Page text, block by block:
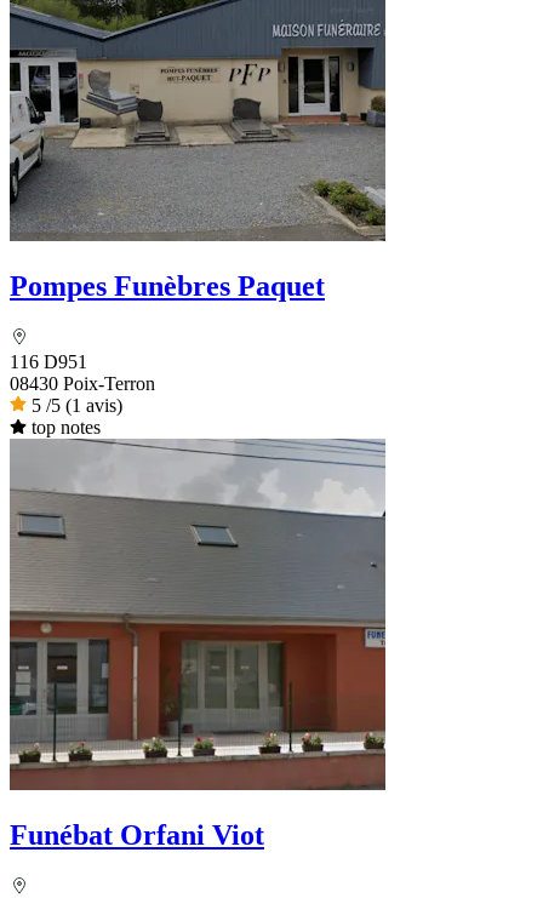
Pompes Funèbres Paquet
116 D951
08430 Poix-Terron
5 /5 (1 avis)
top notes
Funébat Orfani Viot